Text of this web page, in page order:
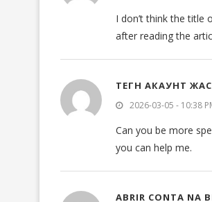
I don’t think the title
after reading the
ТЕГН АКАУНТ
2026-03-05 - 10:38
Can you be more
you can help me.
ABRIR CONTA NA